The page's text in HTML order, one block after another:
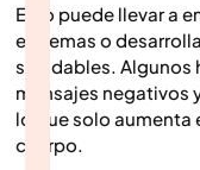
Esto puede llevar a
extremas o
saludables. Algunos
mensajes negativos
lo que solo aumenta
cuerpo.